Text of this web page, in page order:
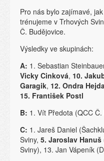
Pro nás bylo zajímavé,
trénujeme v Trhových
Č. Budějovice.
Výsledky ve skupinách:
A: 1. Sebastian
Vicky Cinková, 10.
Garagik, 12. Ondra
15. František Postl
B: 1. Vít Předota (QCC
C: 1. Jareš Daniel
Sviny, 5. Jaroslav Hanuš
Sviny), 13. Jan Vápeník